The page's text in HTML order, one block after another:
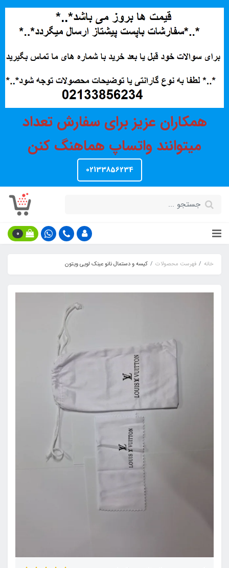
همکاران عزیز برای سفارش تعداد
میتوانند واتساپ هماهنگ کنن
02133856234
0
خانه فهرست محصولات کیسه و دستمال نانو عینک لویی ویتون